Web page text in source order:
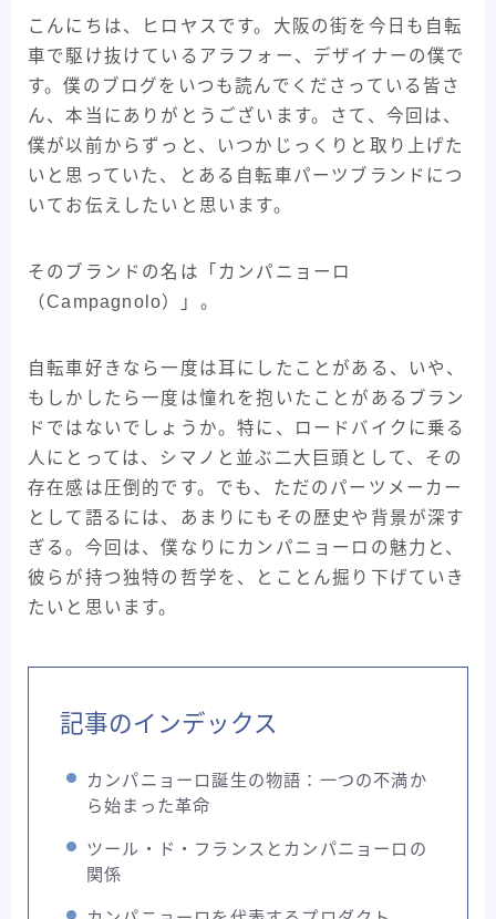
自転車うんちく系 93
その他記事 8
All View
30kmh巡航への道 ADEPT
MagicCompornents MASI MIYATA
ParkTools Paul
The Radavist TREK Ultra Romance
WTB XTR アンクルリンネ アート
イベント・フェス ギザプロダクツ ギヤ周り
クランクブラザーズ グリップ コンポ
コンポーネント ステム セライタリア
バイクメーカー紹介記事 パーツメーカー
フレーム紹介記事 マキシス メッセンジャー
こんにちは、ヒロヤスです。大阪の街を今日も自転
車で駆け抜けているアラフォー、デザイナーの僕で
す。僕のブログをいつも読んでくださっている皆さ
ん、本当にありがとうございます。さて、今回は、
僕が以前からずっと、いつかじっくりと取り上げた
いと思っていた、とある自転車パーツブランドにつ
いてお伝えしたいと思います。
そのブランドの名は「カンパニョーロ
（Campagnolo）」。
自転車好きなら一度は耳にしたことがある、いや、
もしかしたら一度は憧れを抱いたことがあるブラン
ドではないでしょうか。特に、ロードバイクに乗る
人にとっては、シマノと並ぶ二大巨頭として、その
存在感は圧倒的です。でも、ただのパーツメーカー
として語るには、あまりにもその歴史や背景が深す
ぎる。今回は、僕なりにカンパニョーロの魅力と、
彼らが持つ独特の哲学を、とことん掘り下げていき
たいと思います。
記事のインデックス
カンパニョーロ誕生の物語：一つの不満か
ら始まった革命
ツール・ド・フランスとカンパニョーロの
関係